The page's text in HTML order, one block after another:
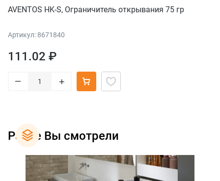
AVENTOS HK-S, Ограничитель открывания 75 гр
Артикул: 8671840
111.02 ₽
– +
Ранее Вы смотрели